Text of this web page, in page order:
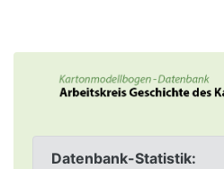
Datenbank-Statistik: